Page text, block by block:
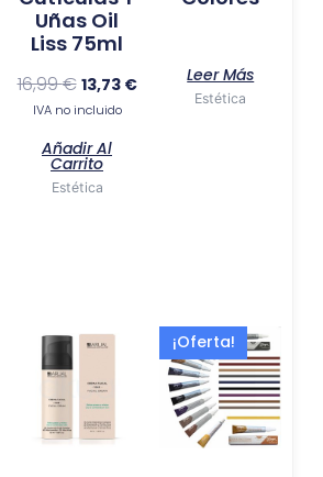
Uñas Oil
Liss 75ml
16,99€ 13,73 €
IVA no incluido
Añadir Al
Carrito
Estética
Leer Más
Estética
¡Oferta!
El
precio
original
era:
9,90 €.
es:
7,72 €.